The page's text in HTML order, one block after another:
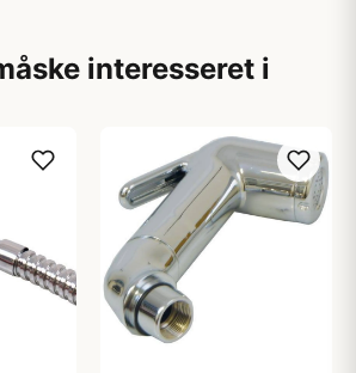
interesseret i